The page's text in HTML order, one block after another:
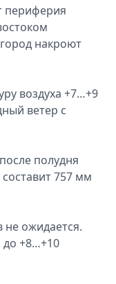
периферия
накроют
воздуха +7…+9
ветер с
полудня
757 мм
не ожидается.
+8…+10